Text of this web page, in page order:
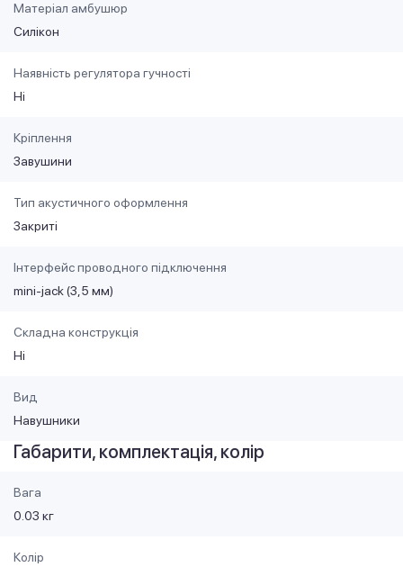
Матеріал амбушюр
Силікон
Наявність регулятора гучності
Ні
Кріплення
Завушини
Тип акустичного оформлення
Закриті
Інтерфейс проводного підключення
mini-jack (3,5 мм)
Складна конструкція
Ні
Вид
Навушники
Габарити, комплектація, колір
Вага
0.03 кг
Колір